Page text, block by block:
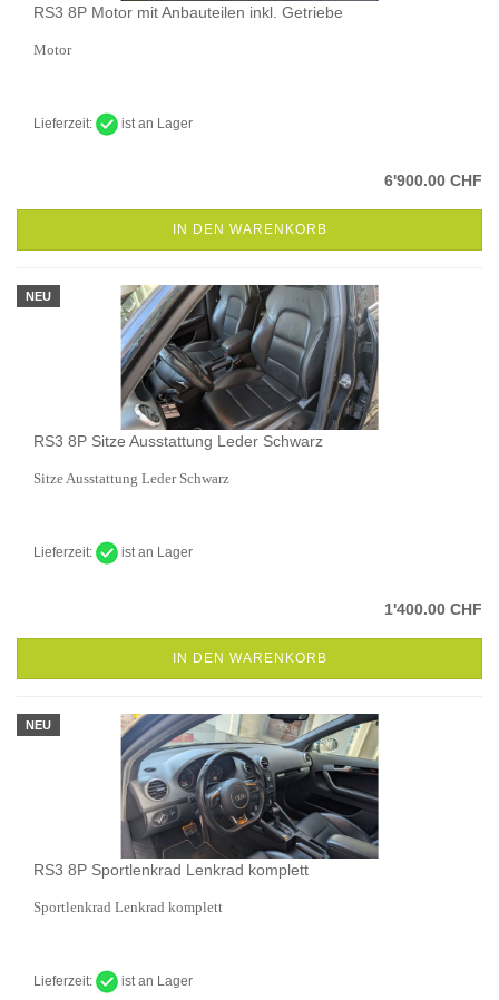
RS3 8P Motor mit Anbauteilen inkl. Getriebe
Motor
Lieferzeit: ist an Lager
6'900.00 CHF
IN DEN WARENKORB
NEU
RS3 8P Sitze Ausstattung Leder Schwarz
Sitze Ausstattung Leder Schwarz
Lieferzeit: ist an Lager
1'400.00 CHF
IN DEN WARENKORB
NEU
RS3 8P Sportlenkrad Lenkrad komplett
Sportlenkrad Lenkrad komplett
Lieferzeit: ist an Lager